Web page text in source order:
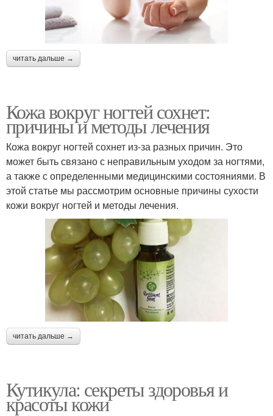
читать дальше →
Кожа вокруг ногтей сохнет:
причины и методы лечения
Кожа вокруг ногтей сохнет из-за разных причин. Это
может быть связано с неправильным уходом за ногтями,
а также с определенными медицинскими состояниями. В
этой статье мы рассмотрим основные причины сухости
кожи вокруг ногтей и методы лечения.
читать дальше →
Кутикула: секреты здоровья и
красоты кожи